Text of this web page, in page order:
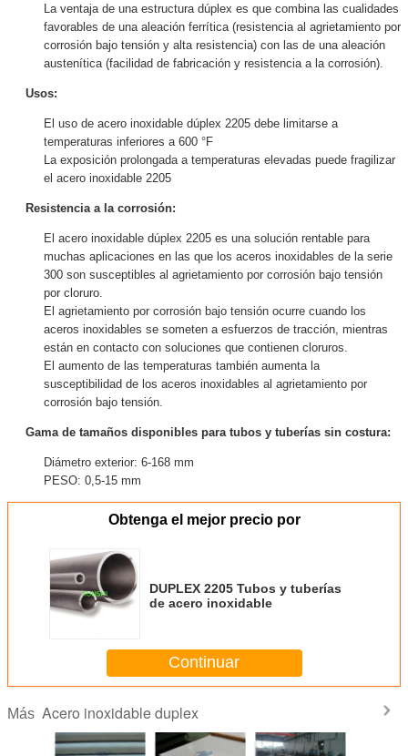
La ventaja de una estructura dúplex es que combina las cualidades
favorables de una aleación ferrítica (resistencia al agrietamiento por
corrosión bajo tensión y alta resistencia) con las de una aleación
austenítica (facilidad de fabricación y resistencia a la corrosión).
Usos:
El uso de acero inoxidable dúplex 2205 debe limitarse a
temperaturas inferiores a 600 °F
La exposición prolongada a temperaturas elevadas puede fragilizar
el acero inoxidable 2205
Resistencia a la corrosión:
El acero inoxidable dúplex 2205 es una solución rentable para
muchas aplicaciones en las que los aceros inoxidables de la serie
300 son susceptibles al agrietamiento por corrosión bajo tensión
por cloruro.
El agrietamiento por corrosión bajo tensión ocurre cuando los
aceros inoxidables se someten a esfuerzos de tracción, mientras
están en contacto con soluciones que contienen cloruros.
El aumento de las temperaturas también aumenta la
susceptibilidad de los aceros inoxidables al agrietamiento por
corrosión bajo tensión.
Gama de tamaños disponibles para tubos y tuberías sin costura:
Diámetro exterior: 6-168 mm
PESO: 0,5-15 mm
Obtenga el mejor precio por
DUPLEX 2205 Tubos y tuberías
de acero inoxidable
Continuar
Más Acero inoxidable duplex